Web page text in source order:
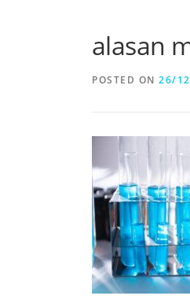
alasan
POSTED ON 26/